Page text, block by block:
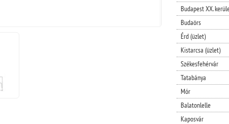
Budapest XX.
Budaörs
Érd (üzlet)
Kistarcsa (üzlet)
Székesfehérvár
Tatabánya
Mór
Balatonlelle
Kaposvár